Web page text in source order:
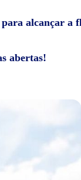
alcançar a
abertas!